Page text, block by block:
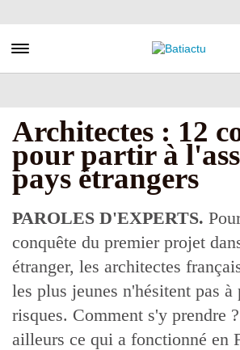
au
principal
Toggle navigation
Architectes : 12
pour partir à
pays étrangers
PAROLES D'EXPERTS.
conquête du premier projet
étranger, les architectes
les plus jeunes n'hésitent pas à
risques. Comment s'y prendre
ailleurs ce qui a fonctionné en